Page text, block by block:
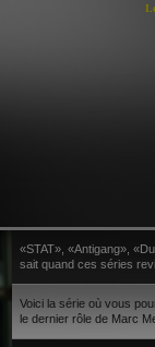
«STAT», «Antigang»,
sait quand ces séries
Voici la série où vous
le dernier rôle de Marc